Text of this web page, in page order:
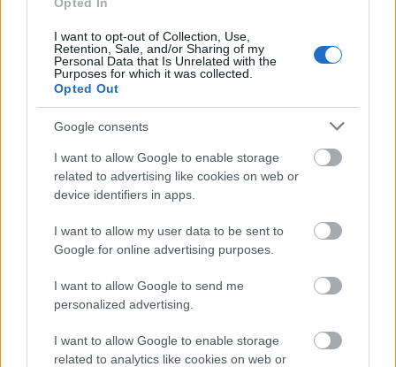
I want to opt-out of Collection, Use,
Retention, Sale, and/or Sharing of my
Personal Data that Is Unrelated with the
Purposes for which it was collected.
Opted Out
Google consents
I want to allow Google to enable storage
related to advertising like cookies on web or
device identifiers in apps.
I want to allow my user data to be sent to
Google for online advertising purposes.
I want to allow Google to send me
personalized advertising.
I want to allow Google to enable storage
related to analytics like cookies on web or
Egyrészt, viszonylag sűrűn következnek egymás után
parkolózónába minden pillanatban ki-beáll valaki,
harmadrészt – bár ezt szinte egyetlen esetben sem
tartják be – a Kinizsi és Mátyás utcák között 30-as
zóna van kitáblázva. Van még ezen kívül
gépkocsiforgalom váratlan kétirányúsítása,
utcát eltorlaszoló, iskolás gyermekeiket fuvarozó,
hasztalanul kérlelt szülők járgányai, és
szabálytalanul várakozó furgonokban elakadt
buszjárat, tehát minden adott ahhoz, hogy a Lónyay
utca autóval korlátozottan, kerékpárral viszont igen
jól járható legyen.